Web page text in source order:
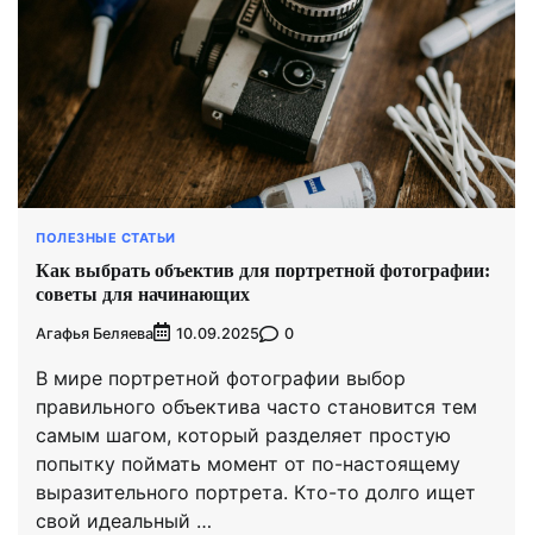
ПОЛЕЗНЫЕ СТАТЬИ
Как выбрать объектив для портретной фотографии:
советы для начинающих
Агафья Беляева 10.09.2025 0
В мире портретной фотографии выбор
правильного объектива часто становится тем
самым шагом, который разделяет простую
попытку поймать момент от по-настоящему
выразительного портрета. Кто-то долго ищет
свой идеальный …